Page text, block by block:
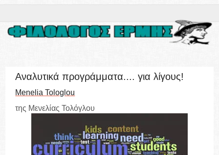
Αναλυτικά προγράμματα.... για λίγους!
Menelia Tologlou
της Μενελίας Τολόγλου